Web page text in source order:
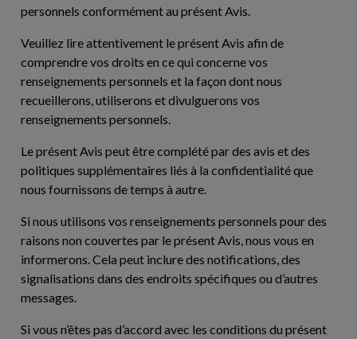
personnels conformément au présent Avis.
Veuillez lire attentivement le présent Avis afin de
comprendre vos droits en ce qui concerne vos
renseignements personnels et la façon dont nous
recueillerons, utiliserons et divulguerons vos
renseignements personnels.
Le présent Avis peut être complété par des avis et des
politiques supplémentaires liés à la confidentialité que
nous fournissons de temps à autre.
Si nous utilisons vos renseignements personnels pour des
raisons non couvertes par le présent Avis, nous vous en
informerons. Cela peut inclure des notifications, des
signalisations dans des endroits spécifiques ou d’autres
messages.
Si vous n’êtes pas d’accord avec les conditions du présent